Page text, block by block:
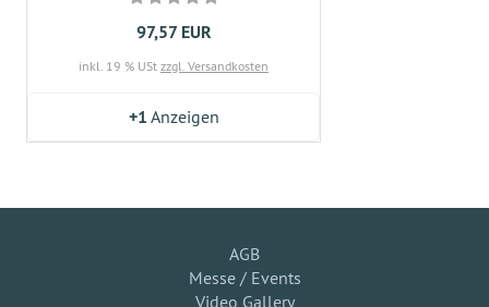
97,57 EUR
inkl. 19 % USt zzgl. Versandkosten
+1 Anzeigen
AGB
Messe / Events
Video Gallery